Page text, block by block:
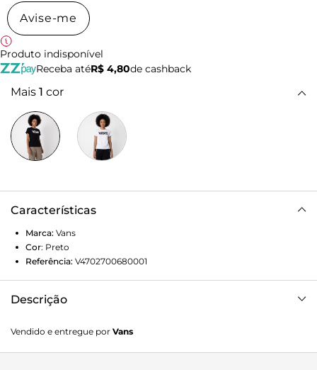
Avise-me
Produto indisponível
Receba atéR$ 4,80de cashback
Mais 1 cor
Características
Marca: Vans
Cor: Preto
Referência: V4702700680001
Descrição
essência. Um visual tradicional que nunca sai de moda. A
Camiseta Flying V Crew Black é icônica e não passa
Vendido e entregue por Vans